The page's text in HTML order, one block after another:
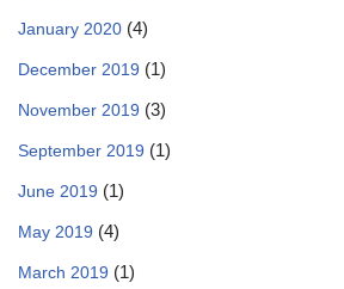
January 2020 (4)
December 2019 (1)
November 2019 (3)
September 2019 (1)
June 2019 (1)
May 2019 (4)
March 2019 (1)